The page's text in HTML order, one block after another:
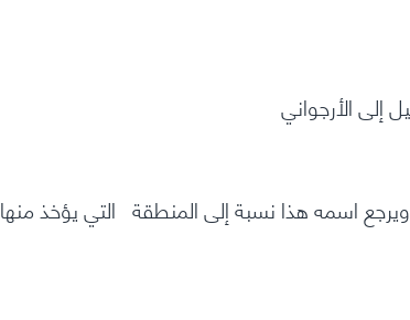
اسمه هذا نسبة إلى المنطقة التي يؤخذ منها